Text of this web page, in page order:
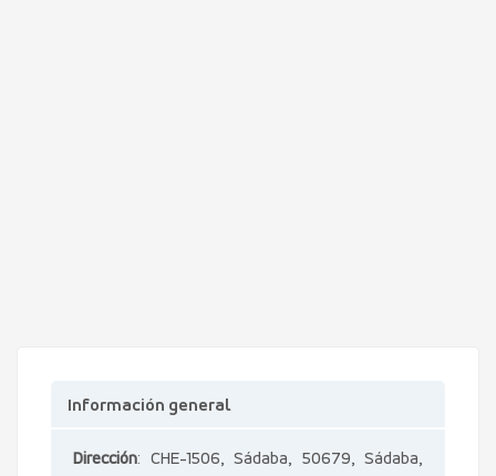
Información general
Dirección: CHE-1506, Sádaba, 50679, Sádaba,